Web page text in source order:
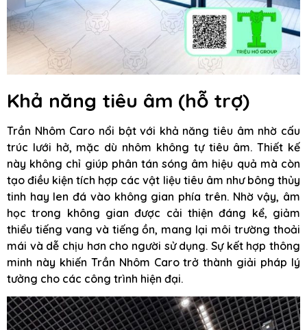
Khả năng tiêu âm (hỗ trợ)
Trần Nhôm Caro nổi bật với khả năng tiêu âm nhờ cấu
trúc lưới hở, mặc dù nhôm không tự tiêu âm. Thiết kế
này không chỉ giúp phân tán sóng âm hiệu quả mà còn
tạo điều kiện tích hợp các vật liệu tiêu âm như bông thủy
tinh hay len đá vào không gian phía trên. Nhờ vậy, âm
học trong không gian được cải thiện đáng kể, giảm
thiểu tiếng vang và tiếng ồn, mang lại môi trường thoải
mái và dễ chịu hơn cho người sử dụng. Sự kết hợp thông
minh này khiến Trần Nhôm Caro trở thành giải pháp lý
tưởng cho các công trình hiện đại.